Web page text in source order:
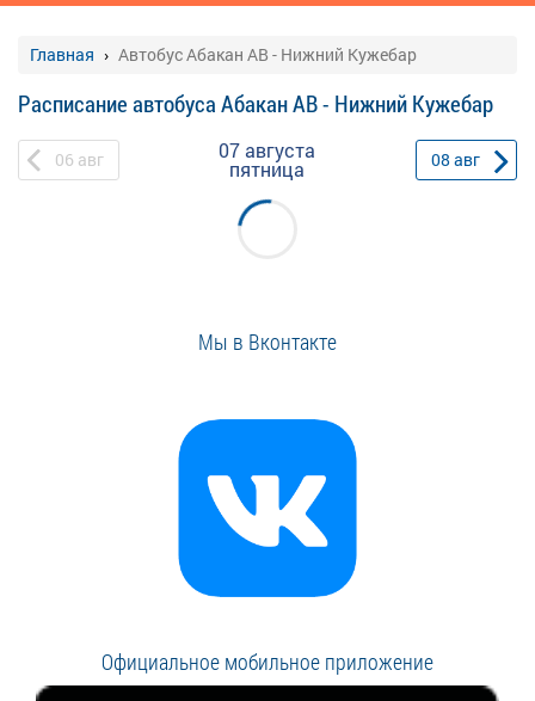
Главная Автобус Абакан АВ - Нижний Кужебар
Расписание автобуса Абакан АВ - Нижний Кужебар
06 авг 07 августа
пятница 08 авг
Мы в Вконтакте
Официальное мобильное приложение